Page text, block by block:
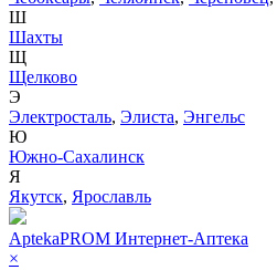
Ш
Шахты
Щ
Щелково
Э
Электросталь, Элиста, Энгельс
Ю
Южно-Сахалинск
Я
Якутск, Ярославль
AptekaPROM Интернет-Аптека
×